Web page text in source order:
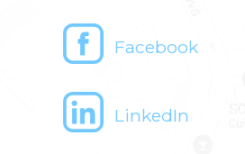
Facebook
LinkedIn